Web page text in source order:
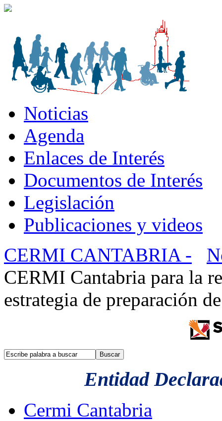
Noticias
Agenda
Enlaces de Interés
Documentos de Interés
Legislación
Publicaciones y videos
CERMI CANTABRIA -
CERMI Cantabria para la
estrategia de preparación
Entidad
Cermi Cantabria